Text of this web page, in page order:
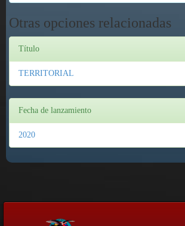
Otras opciones relacionadas
Título
TERRITORIAL
Fecha de lanzamiento
2020